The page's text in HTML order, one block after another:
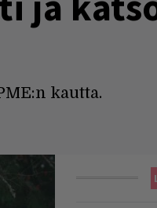
kautta.